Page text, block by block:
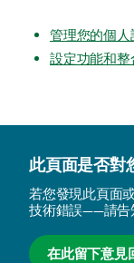
管理您的個人
設定功能和整
此頁面是否對
若您發現此頁面
技術錯誤——請告
在此留下意見